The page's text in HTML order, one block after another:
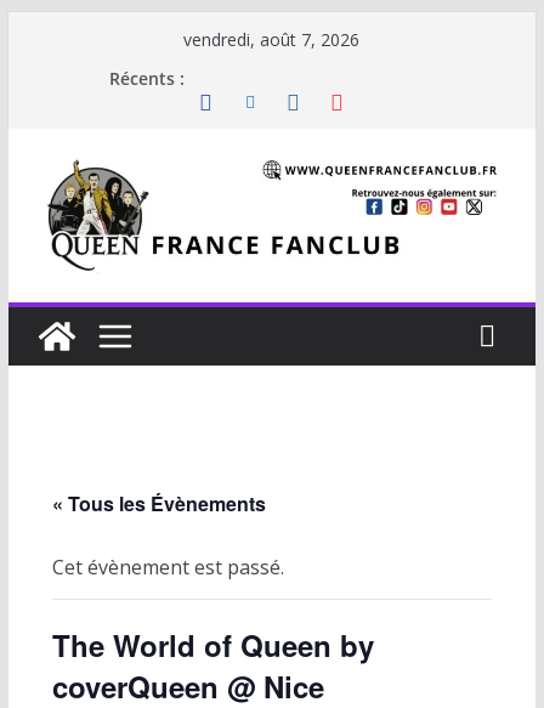
vendredi, août 7, 2026
Récents :
« Tous les Évènements
Cet évènement est passé.
The World of Queen by
coverQueen @ Nice